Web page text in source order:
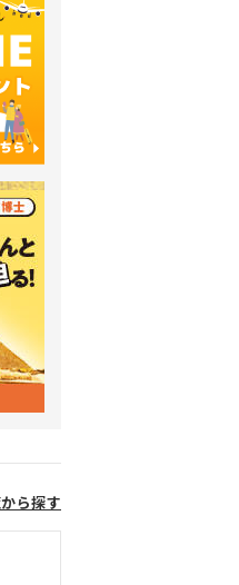
ら探す